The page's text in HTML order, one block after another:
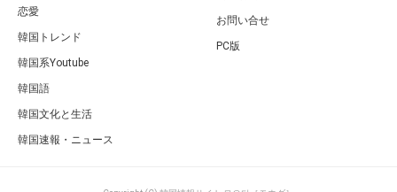
恋愛
韓国トレンド
韓国系Youtube
韓国語
韓国文化と生活
韓国速報・ニュース
お問い合せ
PC版